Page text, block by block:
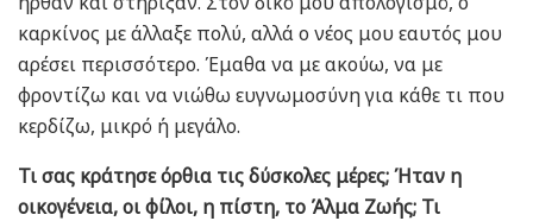
καρκίνος με άλλαξε πολύ, αλλά ο νέος μου εαυτός μου
αρέσει περισσότερο. Έμαθα να με ακούω, να με
φροντίζω και να νιώθω ευγνωμοσύνη για κάθε τι που
κερδίζω, μικρό ή μεγάλο.
Τι σας κράτησε όρθια τις δύσκολες μέρες; Ήταν η
οικογένεια, οι φίλοι, η πίστη, το Άλμα Ζωής; Τι